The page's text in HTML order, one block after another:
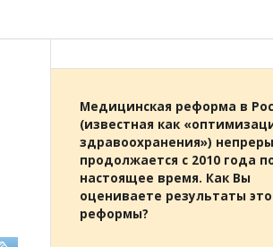
Медицинская реформа в
(известная как
здравоохранения»)
продолжается с 2010 года
настоящее время. Как Вы
оцениваете результаты
реформы?